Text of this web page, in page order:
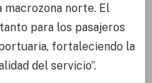
macrozona norte. El
para los pasajeros
fortaleciendo la
del servicio”.